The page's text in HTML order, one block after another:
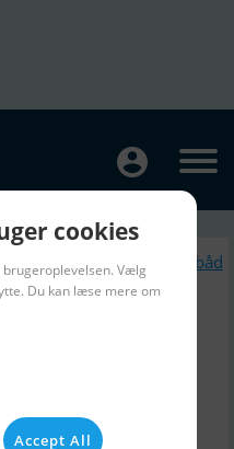
Lignende Sejlbåd
cookies
Vælg
Du kan læse mere om
Accept All